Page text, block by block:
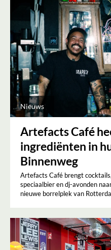
Nieuws
Artefacts Café
ingrediënten in
Binnenweg
Artefacts Café brengt
speciaalbier en dj-avonden
nieuwe borrelplek van